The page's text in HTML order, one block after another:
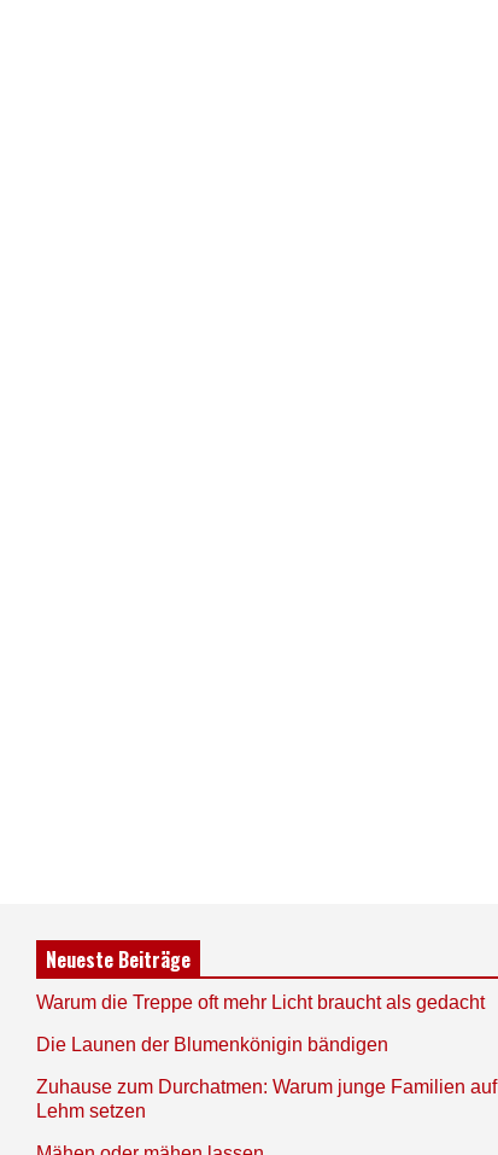
Neueste Beiträge
Warum die Treppe oft mehr Licht braucht als gedacht
Die Launen der Blumenkönigin bändigen
Zuhause zum Durchatmen: Warum junge Familien auf
Lehm setzen